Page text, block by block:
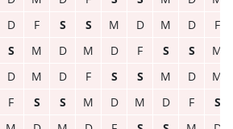
D F S S M D M D
F
S M D M D F S S
M
D M D F S S M D
M
F S S M D M D F
S